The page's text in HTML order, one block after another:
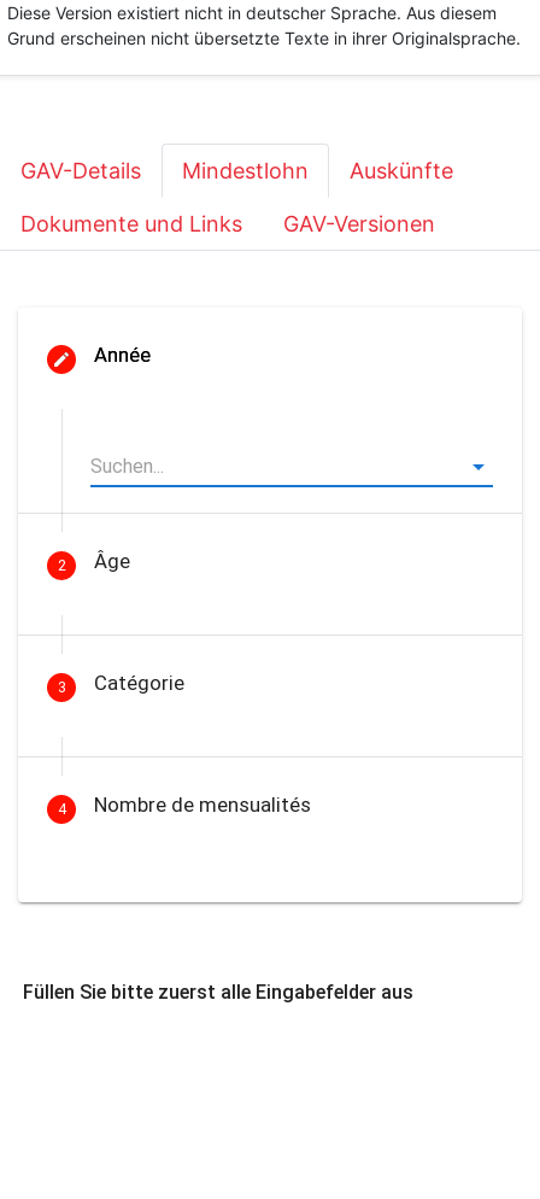
Diese Version existiert nicht in deutscher Sprache. Aus diesem
Grund erscheinen nicht übersetzte Texte in ihrer Originalsprache.
GAV-Details Mindestlohn Auskünfte
Dokumente und Links GAV-Versionen
Année
2 Âge
3 Catégorie
4 Nombre de mensualités
Füllen Sie bitte zuerst alle Eingabefelder aus